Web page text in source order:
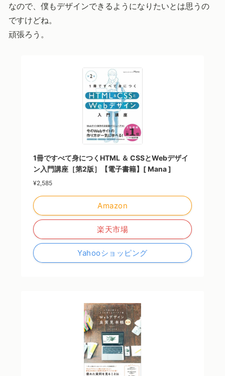
なので、僕もデザインできるようになりたいとは思うの
ですけどね。
頑張ろう。
1冊ですべて身につくHTML ＆ CSSとWebデザイ
ン入門講座［第2版］【電子書籍】[ Mana ]
¥2,585
Amazon
楽天市場
Yahooショッピング